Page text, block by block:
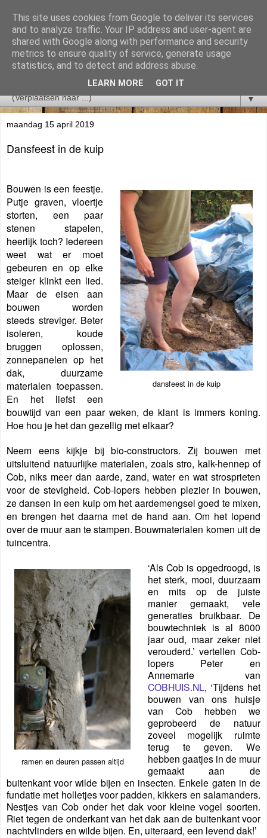
▼
maandag 15 april 2019
Dansfeest in de kuip
dansfeest in de kuip
Bouwen is een feestje.
Putje graven, vloertje
storten, een paar
stenen stapelen,
heerlijk toch? Iedereen
weet wat er moet
gebeuren en op elke
steiger klinkt een lied.
Maar de eisen aan
bouwen worden
steeds streviger. Beter
isoleren, koude
bruggen oplossen,
zonnepanelen op het
dak, duurzame
materialen toepassen.
En het liefst een
bouwtijd van een paar weken, de klant is immers koning.
Hoe hou je het dan gezellig met elkaar?
Neem eens kijkje bij bio-constructors. Zij bouwen met
uitsluitend natuurlijke materialen, zoals stro, kalk-hennep of
Cob, niks meer dan aarde, zand, water en wat strosprieten
voor de stevigheid. Cob-lopers hebben plezier in bouwen,
ze dansen in een kuip om het aardemengsel goed te mixen,
en brengen het daarna met de hand aan. Om het lopend
over de muur aan te stampen. Bouwmaterialen komen uit de
tuincentra.
ramen en deuren passen altijd
‘Als Cob is opgedroogd, is
het sterk, mooi, duurzaam
en mits op de juiste
manier gemaakt, vele
generaties bruikbaar. De
bouwtechniek is al 8000
jaar oud, maar zeker niet
verouderd.’ vertellen Cob-
lopers Peter en
Annemarie van
COBHUIS.NL, ‘Tijdens het
bouwen van ons huisje
van Cob hebben we
geprobeerd de natuur
zoveel mogelijk ruimte
terug te geven. We
hebben gaatjes in de muur
gemaakt aan de
buitenkant voor wilde bijen en insecten. Enkele gaten in de
fundatie met holletjes voor padden, kikkers en salamanders.
Nestjes van Cob onder het dak voor kleine vogel soorten.
Riet tegen de onderkant van het dak aan de buitenkant voor
nachtvlinders en wilde bijen. En, uiteraard, een levend dak!’
This site uses cookies from Google to deliver its services
and to analyze traffic. Your IP address and user-agent are
shared with Google along with performance and security
metrics to ensure quality of service, generate usage
statistics, and to detect and address abuse.
LEARN MORE GOT IT